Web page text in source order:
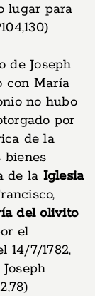
lugar para
de Joseph
con María
no hubo
por
de la
de la Iglesia
del olivito
el
14/7/1782,